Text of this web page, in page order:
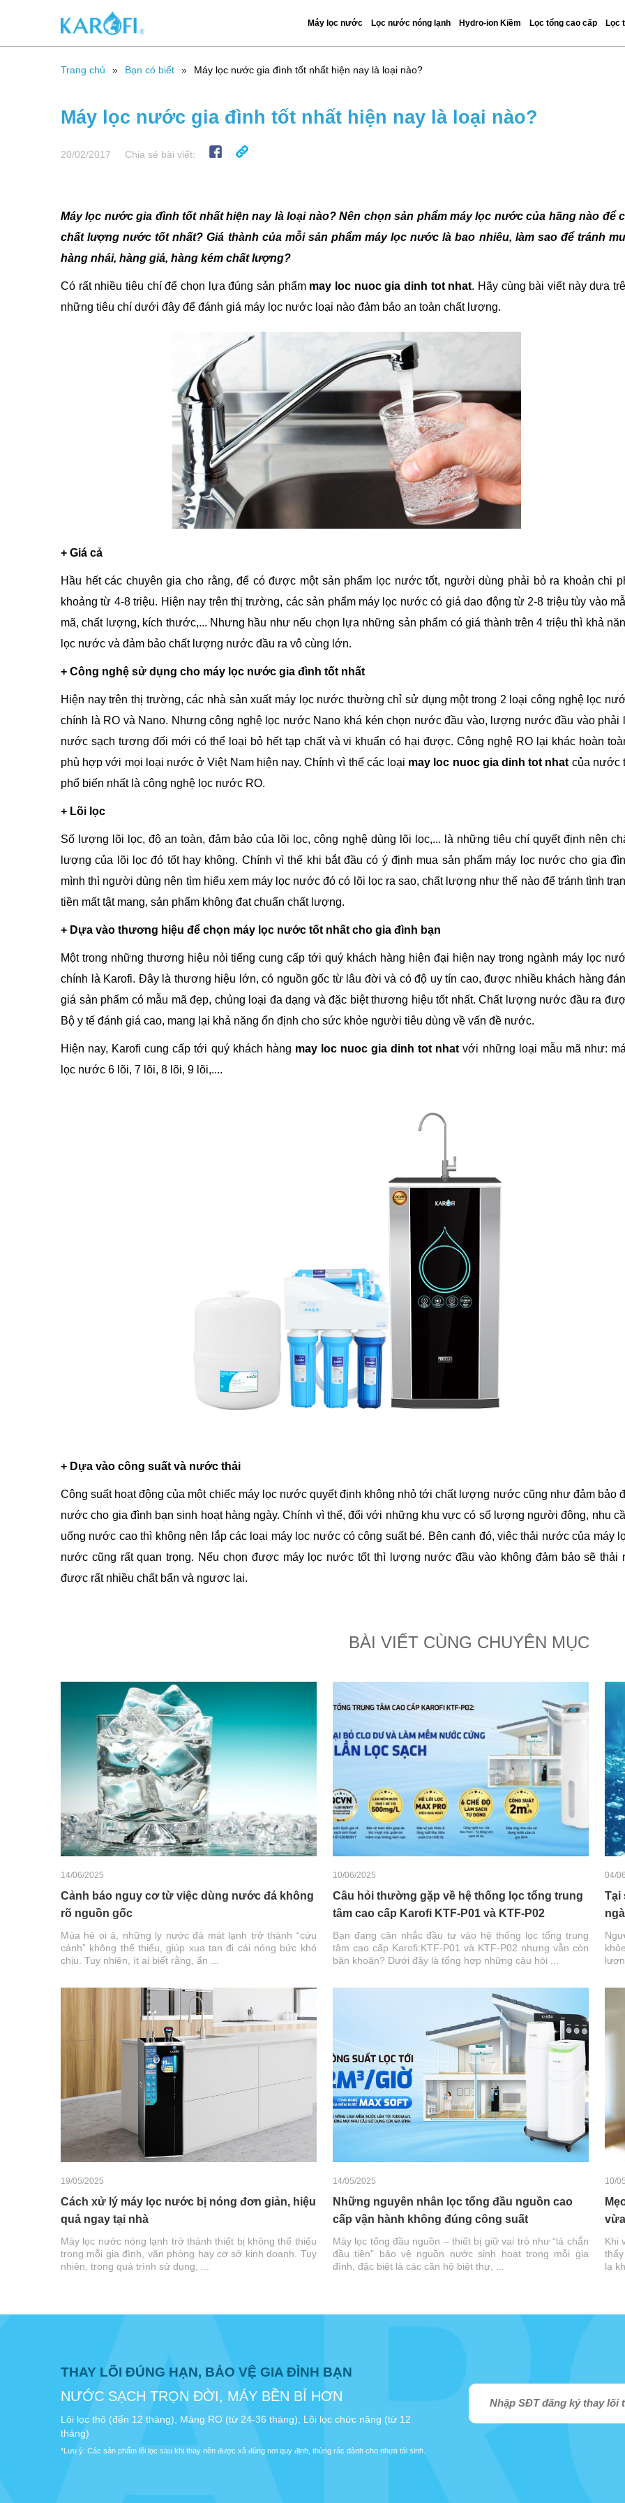
Máy lọc nước Lọc nước nóng lạnh Hydro-ion Kiềm Lọc tổng cao cấp Lọc
Trang chủ Bạn có biết Máy lọc nước gia đình tốt nhất hiện nay là loại nào?
Máy lọc nước gia đình tốt nhất hiện nay là loại nào?
20/02/2017 Chia sẻ bài viết:
Máy lọc nước gia đình tốt nhất hiện nay là loại nào? Nên chọn sản phẩm máy lọc nước của hãng nào để
chất lượng nước tốt nhất? Giá thành của mỗi sản phẩm máy lọc nước là bao nhiêu, làm sao để tránh
hàng nhái, hàng giả, hàng kém chất lượng?
Có rất nhiều tiêu chí để chọn lựa đúng sản phẩm may loc nuoc gia dinh tot nhat. Hãy cùng bài viết này dựa
những tiêu chí dưới đây để đánh giá máy lọc nước loại nào đảm bảo an toàn chất lượng.
+ Giá cả
Hầu hết các chuyên gia cho rằng, để có được một sản phẩm lọc nước tốt, người dùng phải bỏ ra khoản chi
khoảng từ 4-8 triệu. Hiện nay trên thị trường, các sản phẩm máy lọc nước có giá dao động từ 2-8 triệu tùy vào
mã, chất lượng, kích thước,... Nhưng hầu như nếu chọn lựa những sản phẩm có giá thành trên 4 triệu thì khả
lọc nước và đảm bảo chất lượng nước đầu ra vô cùng lớn.
+ Công nghệ sử dụng cho máy lọc nước gia đình tốt nhất
Hiện nay trên thị trường, các nhà sản xuất máy lọc nước thường chỉ sử dụng một trong 2 loại công nghệ lọc
chính là RO và Nano. Nhưng công nghệ lọc nước Nano khá kén chọn nước đầu vào, lượng nước đầu vào phải
nước sạch tương đối mới có thể loại bỏ hết tạp chất và vi khuẩn có hại được. Công nghệ RO lại khác hoàn
phù hợp với mọi loại nước ở Việt Nam hiện nay. Chính vì thế các loại may loc nuoc gia dinh tot nhat của nước
phổ biến nhất là công nghệ lọc nước RO.
+ Lõi lọc
Số lượng lõi lọc, độ an toàn, đảm bảo của lõi lọc, công nghệ dùng lõi lọc,... là những tiêu chí quyết định nên
lượng của lõi lọc đó tốt hay không. Chính vì thế khi bắt đầu có ý định mua sản phẩm máy lọc nước cho gia
mình thì người dùng nên tìm hiểu xem máy lọc nước đó có lõi lọc ra sao, chất lượng như thế nào để tránh tình
tiền mất tật mang, sản phẩm không đạt chuẩn chất lượng.
+ Dựa vào thương hiệu để chọn máy lọc nước tốt nhất cho gia đình bạn
Một trong những thương hiệu nỏi tiếng cung cấp tới quý khách hàng hiện đại hiện nay trong ngành máy lọc
chính là Karofi. Đây là thương hiệu lớn, có nguồn gốc từ lâu đời và có độ uy tín cao, được nhiều khách hàng
giá sản phẩm có mẫu mã đẹp, chủng loại đa dạng và đặc biệt thương hiệu tốt nhất. Chất lượng nước đầu ra
Bộ y tế đánh giá cao, mang lại khả năng ổn định cho sức khỏe người tiêu dùng về vấn đề nước.
Hiện nay, Karofi cung cấp tới quý khách hàng may loc nuoc gia dinh tot nhatvới những loại mẫu mã như:
lọc nước 6 lõi, 7 lõi, 8 lõi, 9 lõi,....
+ Dựa vào công suất và nước thải
Công suất hoạt động của một chiếc máy lọc nước quyết định không nhỏ tới chất lượng nước cũng như đảm bảo
nước cho gia đình bạn sinh hoạt hàng ngày. Chính vì thế, đối với những khu vực có số lượng người đông, nhu
uống nước cao thì không nên lắp các loại máy lọc nước có công suất bé. Bên cạnh đó, việc thải nước của máy
nước cũng rất quan trọng. Nếu chọn được máy lọc nước tốt thì lượng nước đầu vào không đảm bảo sẽ thải
được rất nhiều chất bẩn và ngược lại.
BÀI VIẾT CÙNG CHUYÊN MỤC
14/06/2025
Cảnh báo nguy cơ từ việc dùng nước đá không
rõ nguồn gốc
Mùa hè oi ả, những ly nước đá mát lạnh trở thành “cứu
cánh” không thể thiếu, giúp xua tan đi cái nóng bức khó
chịu. Tuy nhiên, ít ai biết rằng, ẩn ...
10/06/2025
Câu hỏi thường gặp về hệ thống lọc tổng trung
tâm cao cấp Karofi KTF-P01 và KTF-P02
Bạn đang cân nhắc đầu tư vào hệ thống lọc tổng trung
tâm cao cấp Karofi:KTF-P01 và KTF-P02 nhưng vẫn còn
băn khoăn? Dưới đây là tổng hợp những câu hỏi ...
04/
Tại
19/05/2025
Cách xử lý máy lọc nước bị nóng đơn giản, hiệu
quả ngay tại nhà
Máy lọc nước nóng lạnh trở thành thiết bị không thể thiếu
trong mỗi gia đình, văn phòng hay cơ sở kinh doanh. Tuy
nhiên, trong quá trình sử dụng, ...
14/05/2025
Những nguyên nhân lọc tổng đầu nguồn cao
cấp vận hành không đúng công suất
Máy lọc tổng đầu nguồn – thiết bị giữ vai trò như “lá chắn
đầu tiên” bảo vệ nguồn nước sinh hoạt trong mỗi gia
đình, đặc biệt là các căn hộ biệt thự, ...
10/
Khi
lạ
THAY LÕI ĐÚNG HẠN, BẢO VỆ GIA ĐÌNH BẠN
NƯỚC SẠCH TRỌN ĐỜI, MÁY BỀN BỈ HƠN
Lõi lọc thô (đến 12 tháng), Màng RO (từ 24-36 tháng), Lõi lọc chức năng (từ 12
tháng)
*Lưu ý: Các sản phẩm lõi lọc sau khi thay nên được xả đúng nơi quy định, thùng rác dành cho nhựa tái sinh.